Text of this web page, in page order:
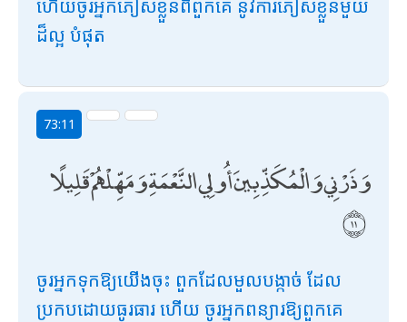
ហើយចូរអ្នកភៀសខ្លួនពីពួកគេ នូវការភៀសខ្លួនមួយ
ដ៏ល្អ បំផុត
73:11
وَذَرْنِي وَالْمُكَذِّبِينَ أُولِي النَّعْمَةِ وَمَهِّلْهُمْ قَلِيلًا
ចូរអ្នកទុកឱ្យយើងចុះ ពួកដែលមួលបង្កាច់ ដែល
ប្រកបដោយធូរធារ ហើយ ចូរអ្នកពន្យារឱ្យពួកគេ